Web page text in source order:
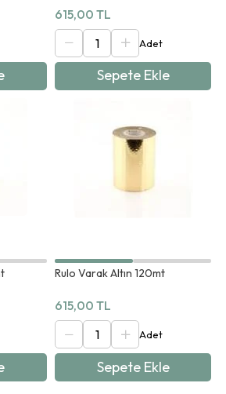
615,00 TL
Sepete Ekle
Rulo Varak Altın 120mt
615,00 TL
Sepete Ekle